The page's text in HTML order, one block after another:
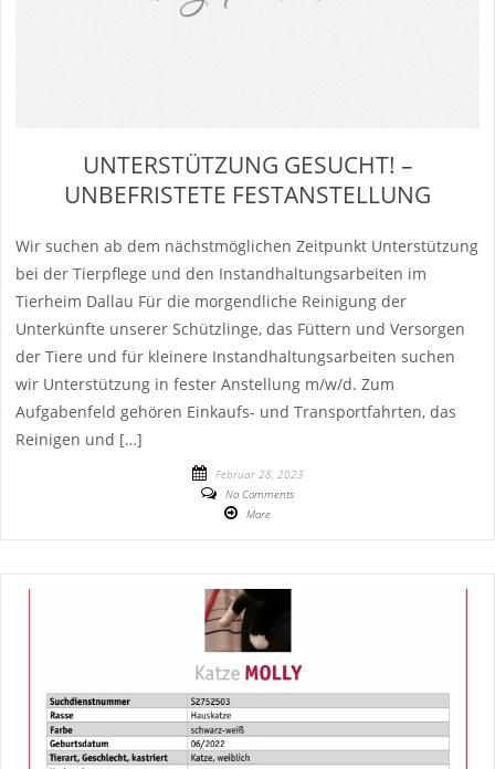
UNTERSTÜTZUNG GESUCHT! –
UNBEFRISTETE FESTANSTELLUNG
Wir suchen ab dem nächstmöglichen Zeitpunkt Unterstützung
bei der Tierpflege und den Instandhaltungsarbeiten im
Tierheim Dallau Für die morgendliche Reinigung der
Unterkünfte unserer Schützlinge, das Füttern und Versorgen
der Tiere und für kleinere Instandhaltungsarbeiten suchen
wir Unterstützung in fester Anstellung m/w/d. Zum
Aufgabenfeld gehören Einkaufs- und Transportfahrten, das
Reinigen und […]
Februar 28, 2023
No Comments
More